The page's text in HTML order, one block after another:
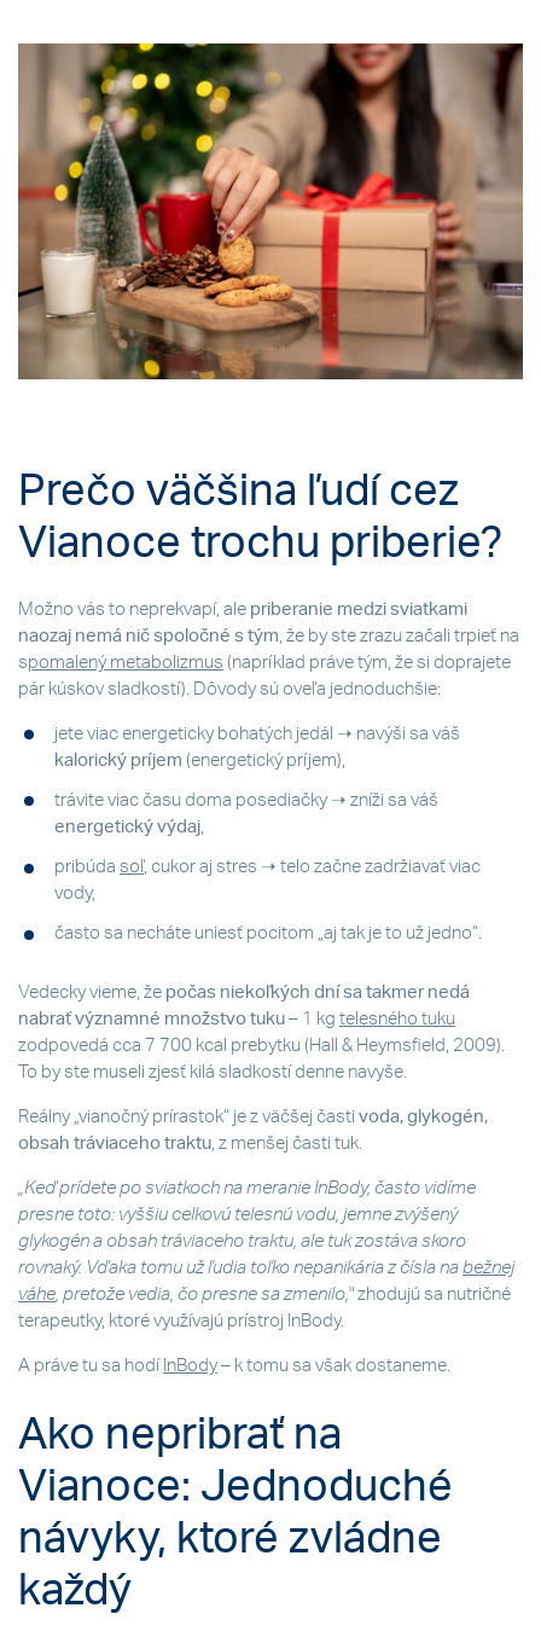
Prečo väčšina ľudí cez
Vianoce trochu priberie?
Možno vás to neprekvapí, ale priberanie medzi sviatkami
naozaj nemá nič spoločné s tým , že by ste zrazu začali trpieť na
spomalený metabolizmus (napríklad práve tým, že si doprajete
pár kúskov sladkostí). Dôvody sú oveľa jednoduchšie:
jete viac energeticky bohatých jedál ➝ navýši sa váš
kalorický príjem (energetický príjem),
trávite viac času doma posediačky ➝ zníži sa váš
energetický výdaj
pribúda soľ , cukor aj stres ➝ telo začne zadržiavať viac
vody,
často sa necháte uniesť pocitom „aj tak je to už jedno“.
Vedecky vieme, že počas niekoľkých dní sa takmer nedá
nabrať významné množstvo tuku – 1 kg telesného tuku
zodpovedá cca 7 700 kcal prebytku (Hall & Heymsfield, 2009).
To by ste museli zjesť kilá sladkostí denne navyše.
Reálny „vianočný prírastok“ je z väčšej časti voda, glykogén,
obsah tráviaceho traktu , z menšej časti tuk.
„Keď prídete po sviatkoch na meranie InBody, často vidíme
presne toto: vyššiu celkovú telesnú vodu, jemne zvýšený
glykogén a obsah tráviaceho traktu, ale tuk zostáva skoro
rovnaký. Vďaka tomu už ľudia toľko nepanikária z čísla na bežnej
váhe , pretože vedia, čo presne sa zmenilo, " zhodujú sa nutričné
terapeutky, ktoré využívajú prístroj InBody.
A práve tu sa hodí InBody– k tomu sa však dostaneme.
Ako nepribrať na
Vianoce: Jednoduché
návyky, ktoré zvládne
každý